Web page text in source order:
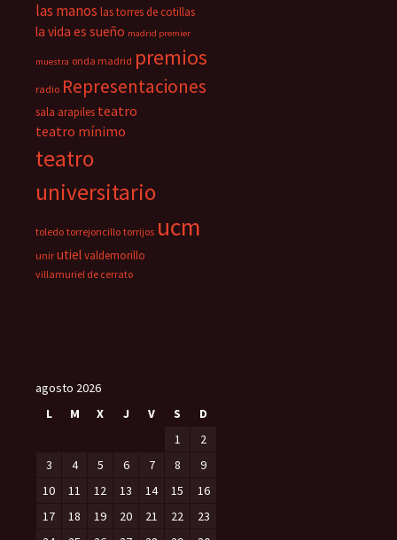
las manos las torres de cotillas
la vida es sueño madrid premier
muestra onda madrid premios
radio Representaciones
sala arapiles teatro
teatro mínimo
teatro
universitario
toledo torrejoncillo torrijos ucm
unir utielvaldemorillo
villamuriel de cerrato
agosto 2026
L
M X J V S
D
1
2
3
4 5 6 7 8
9
10
11 12 13 14 15
16
17
18 19 20 21 22
23